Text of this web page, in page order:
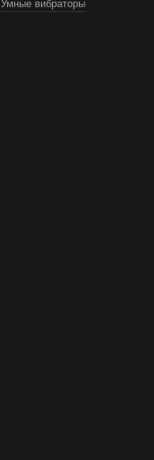
Умные вибраторы